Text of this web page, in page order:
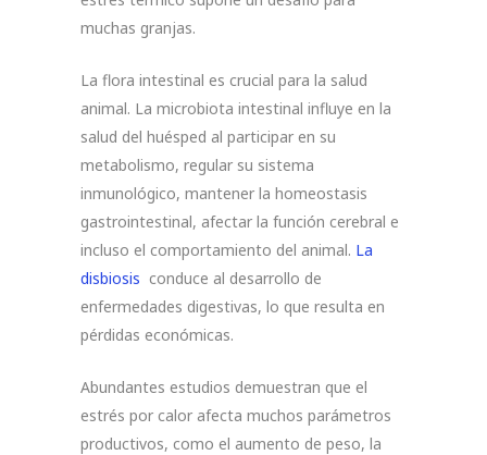
muchas granjas.
La flora intestinal es crucial para la salud
animal. La microbiota intestinal influye en la
salud del huésped al participar en su
metabolismo, regular su sistema
inmunológico, mantener la homeostasis
gastrointestinal, afectar la función cerebral e
incluso el comportamiento del animal. La
disbiosis conduce al desarrollo de
enfermedades digestivas, lo que resulta en
pérdidas económicas.
Abundantes estudios demuestran que el
estrés por calor afecta muchos parámetros
productivos, como el aumento de peso, la